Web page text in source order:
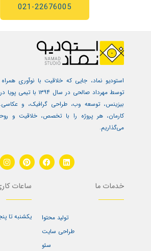
021-22676005
استودیو نماد، جایی که خلاقیت با نوآوری
توسط مهرداد صالحی در سال
بیزینس، توسعه وب، طراحی گرافیک، و
کارمان، هر پروژه را با تخصص، خلاقیت و
می‌گذاریم.
L
i
n
F
a
c
P
i
n
t
e
e
s
t
I
n
s
t
a
r
m
خدمات ما
تولید محتوا
طراحی سایت
سئو
ساعات
یکشنبه تا پنجشنبه